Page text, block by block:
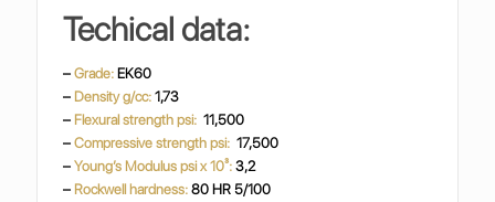
Techical data:
– Grade:EK60
– Density g/cc:1,73
– Flexural strength psi:11,500
– Compressive strength psi:17,500
– Young’s Modulus psi x 10³:3,2
– Rockwell hardness:80 HR 5/100